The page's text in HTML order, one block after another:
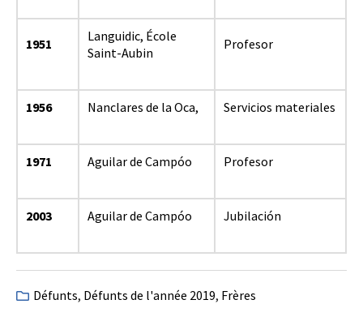
1951
Languidic, École
Saint-Aubin
Profesor
1956 Nanclares de la Oca, Servicios materiales
1971 Aguilar de Campóo Profesor
2003 Aguilar de Campóo Jubilación
Défunts, Défunts de l'année 2019, Frères